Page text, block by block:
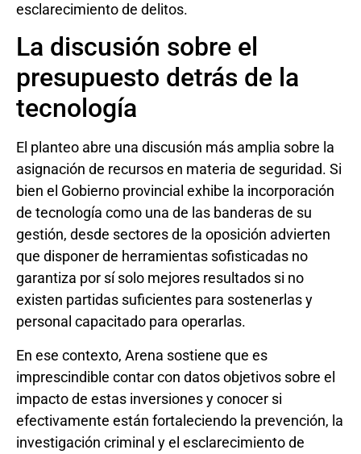
esclarecimiento de delitos.
La discusión sobre el
presupuesto detrás de la
tecnología
El planteo abre una discusión más amplia sobre la
asignación de recursos en materia de seguridad. Si
bien el Gobierno provincial exhibe la incorporación
de tecnología como una de las banderas de su
gestión, desde sectores de la oposición advierten
que disponer de herramientas sofisticadas no
garantiza por sí solo mejores resultados si no
existen partidas suficientes para sostenerlas y
personal capacitado para operarlas.
En ese contexto, Arena sostiene que es
imprescindible contar con datos objetivos sobre el
impacto de estas inversiones y conocer si
efectivamente están fortaleciendo la prevención, la
investigación criminal y el esclarecimiento de